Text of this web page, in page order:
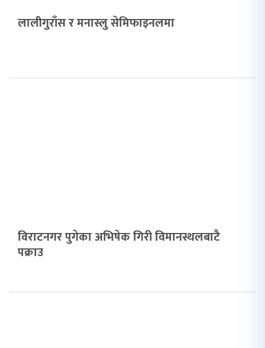
लालीगुराँस र मनास्लु सेमिफाइनलमा
विराटनगर पुगेका अभिषेक गिरी विमानस्थलबाटै
पक्राउ